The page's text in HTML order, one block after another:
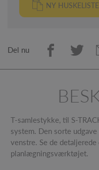
NY HUSKELISTE
Del nu
T-samlestykke, til S-
system. Den sorte
venstre. Se de
planlægningsværktøjet.